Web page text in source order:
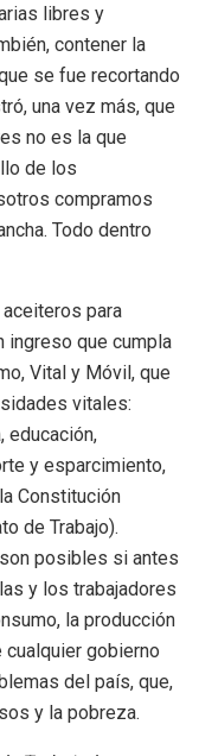
libres y
contener la
se fue recortando
una vez más, que
no es la que
de los
compramos
Todo dentro
para
ingreso que cumpla
Vital y Móvil, que
vitales:
educación,
y esparcimiento,
Constitución
de Trabajo).
posibles si antes
y los trabajadores
la producción
gobierno
del país, que,
y la pobreza.